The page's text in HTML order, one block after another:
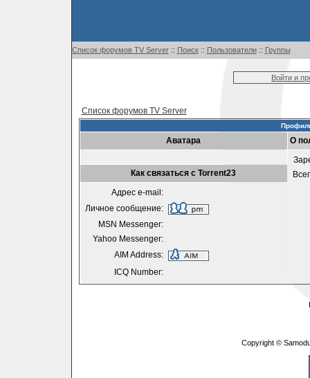
Список форумов TV Server:: Поиск:: Пользователи:: Группы
Войти и
Список форумов TV Server
Аватара
О
Как связаться с Torrent23
Адрес e-mail:
Личное сообщение:
MSN Messenger:
Yahoo Messenger:
AIM Address:
ICQ Number:
Copyright ©